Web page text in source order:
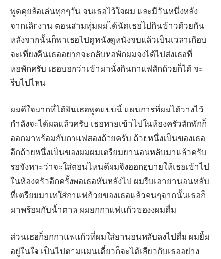
พูดคุยล้อเล่นทุกๆวัน จนเธอไว้ใจผม และมีวันหนึ่งหลัง
จากเลิกงาน ตอนสามทุ่มผมได้นัดเธอไปกินข้าวด้วยกัน
หลังจากนั้นก็พาเธอไปดูหนังดูหนังจบแล้วเป็นเวลาเกือบ
จะเที่ยงคืนเธออยากจะกลับหอพักผมจงได้ไปส่งเธอที่
หอพักครับ เธอบอกว่าเข้ามานั่งกินกาแฟสักถ้วยก็ได้ จะ
รีบไปไหน
ผมดีใจมากที่ได้ยินเธอพูดแบบนี้ แผนการที่ผมได้วางไว้
กำลังจะได้ผลแล้วครับ เธอหายเข้าไปในห้องครัวสักพักก็
ออกมาพร้อมกับกาแฟสองถ้วยครับ ถ้วยหนึ่งเป็นของเธอ
อีกถ้วยหนึ่งเป็นของผมผมเตรียมยานอนหลับมาแล้วครับ
รอจังหวะว่าจะใส่ตอนไหนดีผมจึงออกอุบายให้เธอเข้าไป
ในห้องครัวอีกครั้งพอเธอหันหลังไป ผมรีบเอายานอนหลับ
ที่เตรียมมาเทใส่กาแฟถ้วยของเธอแล้วคนๆจากนั้นเธอก็
มาพร้อมกับน้ำตาล ผมยกกาแฟแก้วของงผมดื่ม
ส่วนเธอก็ยกกาแฟแก้วที่ผมใส่ยานอนหลับลงไปดื่ม ผมยิ้ม
อยู่ในใจ เป็นไปตามแผนเดี๋ยวก็จะได้เสียวกับเธออย่าง